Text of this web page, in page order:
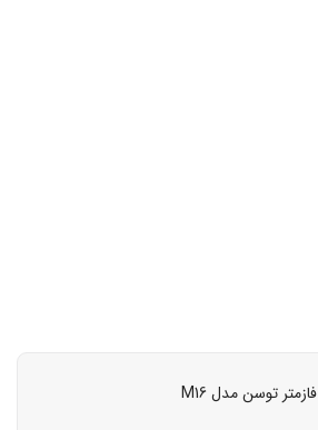
فازمتر توسن مدل M16